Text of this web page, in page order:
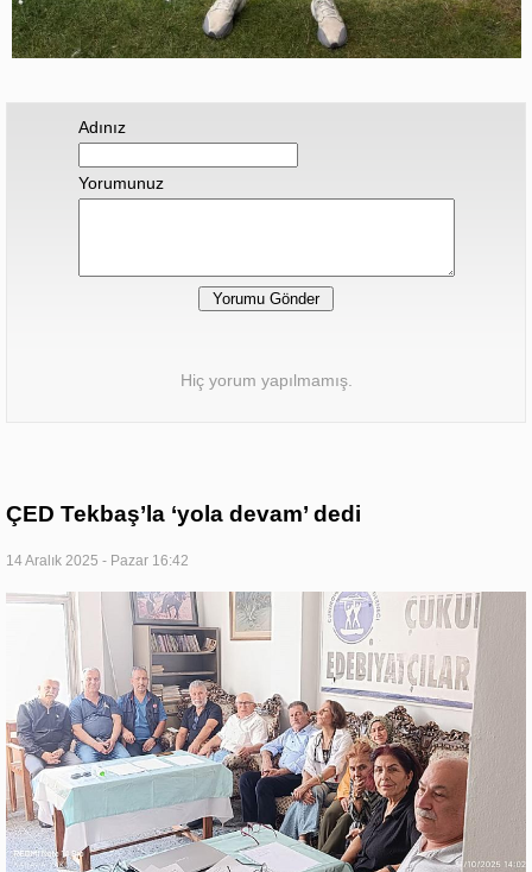
Adınız
Yorumunuz
Hiç yorum yapılmamış.
ÇED Tekbaş’la ‘yola devam’ dedi
14 Aralık 2025 - Pazar 16:42